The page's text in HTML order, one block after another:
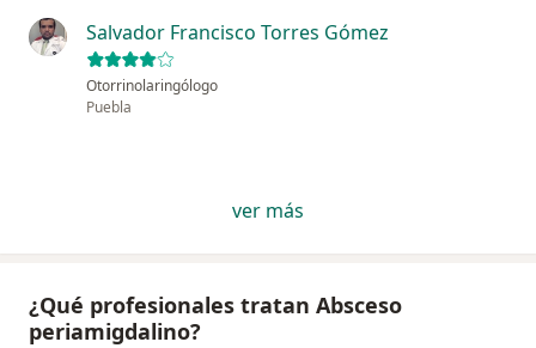
Salvador Francisco Torres Gómez
Otorrinolaringólogo
Puebla
ver más
¿Qué profesionales tratan Absceso
periamigdalino?